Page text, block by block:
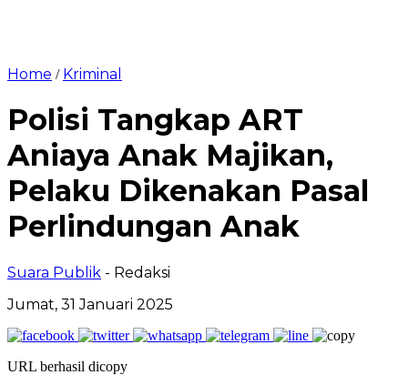
Home / Kriminal
Polisi Tangkap ART
Aniaya Anak Majikan,
Pelaku Dikenakan Pasal
Perlindungan Anak
Suara Publik - Redaksi
Jumat, 31 Januari 2025
URL berhasil dicopy